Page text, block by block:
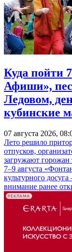
Куда пойти
Афиши»,
Ледовом,
кубинские
07 августа 2026,
Лето решило
отпусков,
загружают
7–9 августа
культурного
внимание ранее
РЕКЛАМА